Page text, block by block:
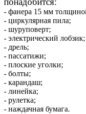
- фанера 15 мм
- циркулярная пила;
- шуруповерт;
- электрический лобзик;
- дрель;
- пассатижи;
- плоские уголки;
- болты;
- карандаш;
- линейка;
- рулетка;
- наждачная бумага.